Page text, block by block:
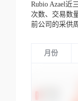
Rubio Azael近
次数、交易数
前公司的采供
月份